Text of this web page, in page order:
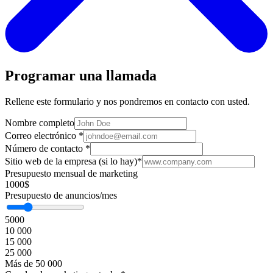
Programar una llamada
Rellene este formulario y nos pondremos en contacto con usted.
Nombre completo
Correo electrónico *
Número de contacto *
Sitio web de la empresa (si lo hay)*
Presupuesto mensual de marketing
1000$
Presupuesto de anuncios/mes
5000
10 000
15 000
25 000
Más de 50 000